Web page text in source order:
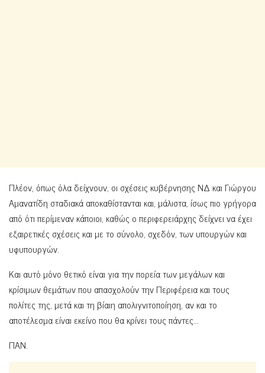
Πλέον, όπως όλα δείχνουν, οι σχέσεις κυβέρνησης ΝΔ και Γιώργου
Αμανατίδη σταδιακά αποκαθίστανται και, μάλιστα, ίσως πιο γρήγορα
από ότι περίμεναν κάποιοι, καθώς ο περιφερειάρχης δείχνει να έχει
εξαιρετικές σχέσεις και με το σύνολο, σχεδόν, των υπουργών και
υφυπουργών.
Και αυτό μόνο θετικό είναι για την πορεία των μεγάλων και
κρίσιμων θεμάτων που απασχολούν την Περιφέρεια και τους
πολίτες της, μετά και τη βίαιη απολιγνιτοποίηση, αν και το
αποτέλεσμα είναι εκείνο που θα κρίνει τους πάντες…
ΠΑΝ.